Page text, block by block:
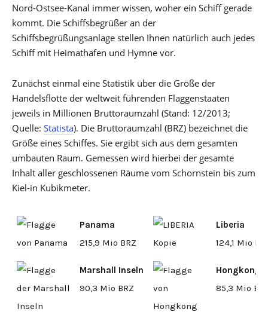
Nord-Ostsee-Kanal immer wissen, woher ein Schiff gerade
kommt. Die Schiffsbegrüßer an der
Schiffsbegrüßungsanlage stellen Ihnen natürlich auch jedes
Schiff mit Heimathafen und Hymne vor.
Zunächst einmal eine Statistik über die Größe der
Handelsflotte der weltweit führenden Flaggenstaaten
jeweils in Millionen Bruttoraumzahl (Stand: 12/2013;
Quelle: Statista). Die Bruttoraumzahl (BRZ) bezeichnet die
Größe eines Schiffes. Sie ergibt sich aus dem gesamten
umbauten Raum. Gemessen wird hierbei der gesamte
Inhalt aller geschlossenen Räume vom Schornstein bis zum
Kiel-in Kubikmeter.
Panama
215,9 Mio BRZ
Liberia
124,1 Mio
Marshall Inseln
90,3 Mio BRZ
Hongkong
85,3 Mio